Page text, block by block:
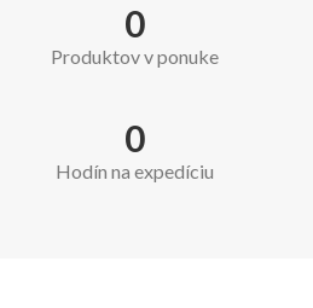
0
Produktov v ponuke
0
Hodín na expedíciu